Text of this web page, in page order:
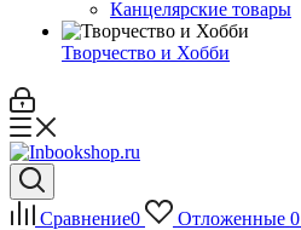
Канцелярские товары
Творчество и Хобби
Сравнение0 Отложенные 0